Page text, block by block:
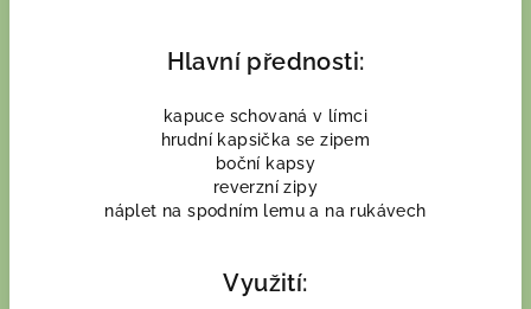
Hlavní přednosti:
kapuce schovaná v límci
hrudní kapsička se zipem
boční kapsy
reverzní zipy
náplet na spodním lemu a na rukávech
Využití: